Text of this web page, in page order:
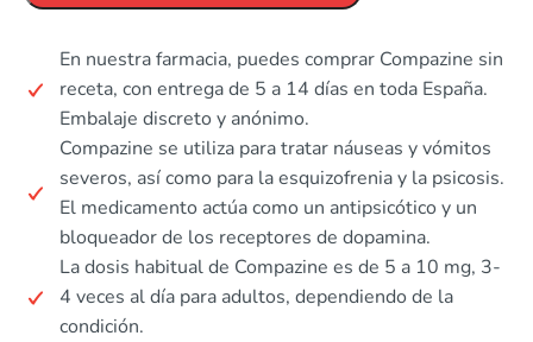
En nuestra farmacia, puedes comprar Compazine sin
receta, con entrega de 5 a 14 días en toda España.
Embalaje discreto y anónimo.
Compazine se utiliza para tratar náuseas y vómitos
severos, así como para la esquizofrenia y la psicosis.
El medicamento actúa como un antipsicótico y un
bloqueador de los receptores de dopamina.
La dosis habitual de Compazine es de 5 a 10 mg, 3-
4 veces al día para adultos, dependiendo de la
condición.